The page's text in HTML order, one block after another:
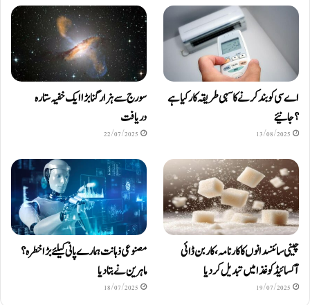
اے سی کو بند کرنے کا سہی طریقہ کار کیا ہے
؟ جانیئے
13/08/2025
سورج سے ہزار گنا بڑا ایک خفیہ ستارہ
دریافت
22/07/2025
چینی سائنسدانوں کا کارنامہ، کاربن ڈائی
آکسائیڈ کو غذا میں تبدیل کردیا
19/07/2025
مصنوعی ذہانت ہمارے پانی کیلئے بڑا خطرہ؟
ماہرین نے بتا دیا
18/07/2025